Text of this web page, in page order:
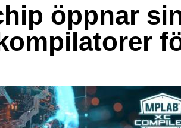
öppnar